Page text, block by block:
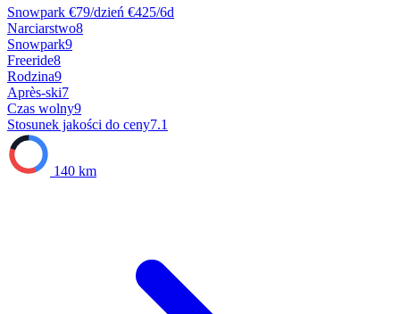
Snowpark €79/dzień €425/6d
Narciarstwo8
Snowpark9
Freeride8
Rodzina9
Après-ski7
Czas wolny9
Stosunek jakości do ceny7.1
140 km